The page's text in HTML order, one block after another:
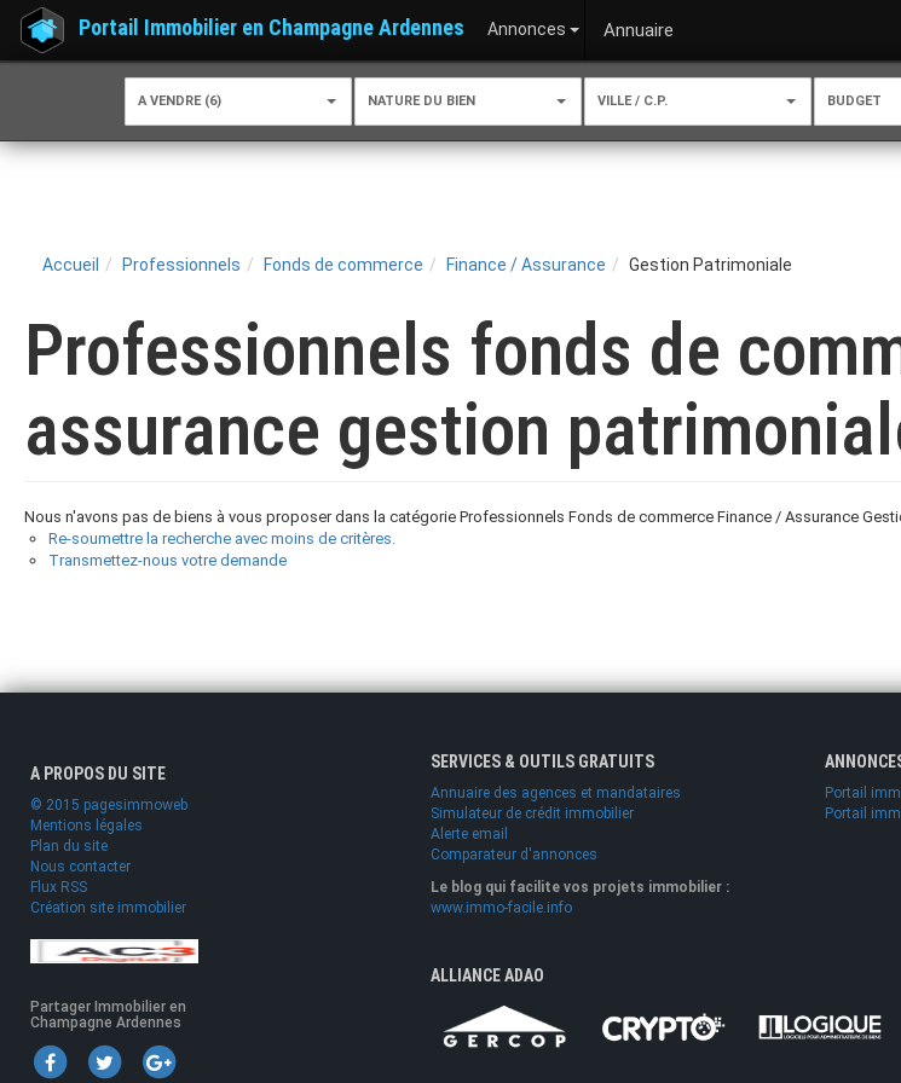
Portail Immobilier en Champagne Ardennes Annonces Annuaire
A VENDRE (6) NATURE DU BIEN VILLE / C.P. BUDGET
Accueil Professionnels Fonds de commerce Finance / Assurance Gestion Patrimoniale
Professionnels fonds de
assurance gestion
Nous n'avons pas de biens à vous proposer dans la catégorie Professionnels Fonds de commerce Finance / Assurance
Re-soumettre la recherche avec moins de critères.
Transmettez-nous votre demande
A PROPOS DU SITE
© 2015 pagesimmoweb
Mentions légales
Plan du site
Nous contacter
Flux RSS
Création site immobilier
Partager Immobilier en
Champagne Ardennes
SERVICES & OUTILS GRATUITS
Annuaire des agences et mandataires
Simulateur de crédit immobilier
Alerte email
Comparateur d'annonces
Le blog qui facilite vos projets immobilier :
www.immo-facile.info
Portail
Portail
ALLIANCE ADAO